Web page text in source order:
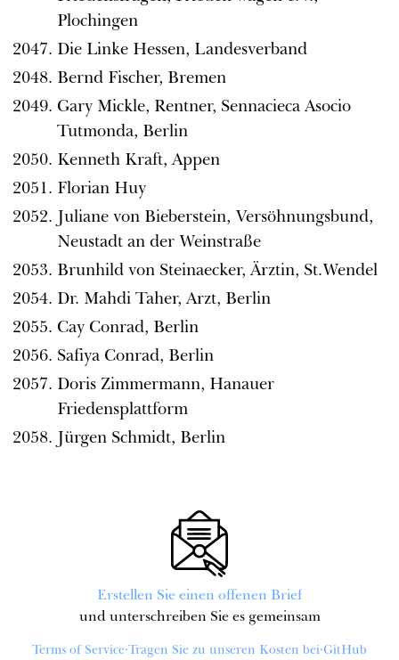
Plochingen
Die Linke Hessen, Landesverband
Bernd Fischer, Bremen
Gary Mickle, Rentner, Sennacieca Asocio
Tutmonda, Berlin
Kenneth Kraft, Appen
Florian Huy
Juliane von Bieberstein, Versöhnungsbund,
Neustadt an der Weinstraße
Brunhild von Steinaecker, Ärztin, St.Wendel
Dr. Mahdi Taher, Arzt, Berlin
Cay Conrad, Berlin
Safiya Conrad, Berlin
Doris Zimmermann, Hanauer
Friedensplattform
Jürgen Schmidt, Berlin
Erstellen Sie einen offenen Brief
und unterschreiben Sie es gemeinsam
Terms of Service·Tragen Sie zu unseren Kosten bei·GitHub